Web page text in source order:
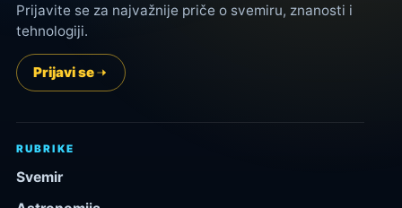
Prijavite se za najvažnije priče o svemiru, znanosti i
tehnologiji.
Prijavi se
RUBRIKE
Svemir